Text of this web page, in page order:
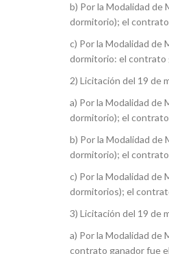
b) Por la Modalidad de
dormitorio); el contrato
c) Por la Modalidad de
dormitorio: el contrato
2) Licitación del 19 de
a) Por la Modalidad de
dormitorio); el
b) Por la Modalidad de
dormitorio); el
c) Por la Modalidad de
dormitorios); el
3) Licitación del 19 de
a) Por la Modalidad de
contrato ganador fue